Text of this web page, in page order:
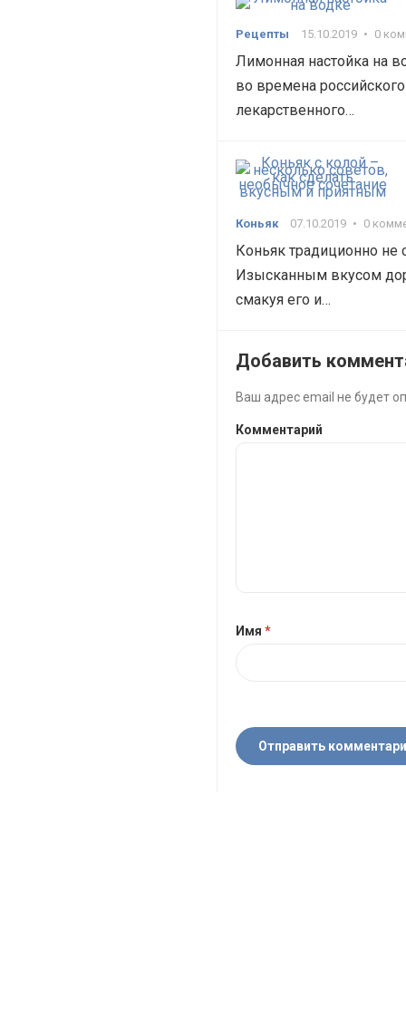
Рецепты 15.10.2019 • 0
Лимонная настойка на
во времена
лекарственного…
Коньяк 07.10.2019 • 0
Коньяк традиционно
Изысканным вкусом
смакуя его и…
Добавить
Ваш адрес email не будет
Комментарий
Имя *